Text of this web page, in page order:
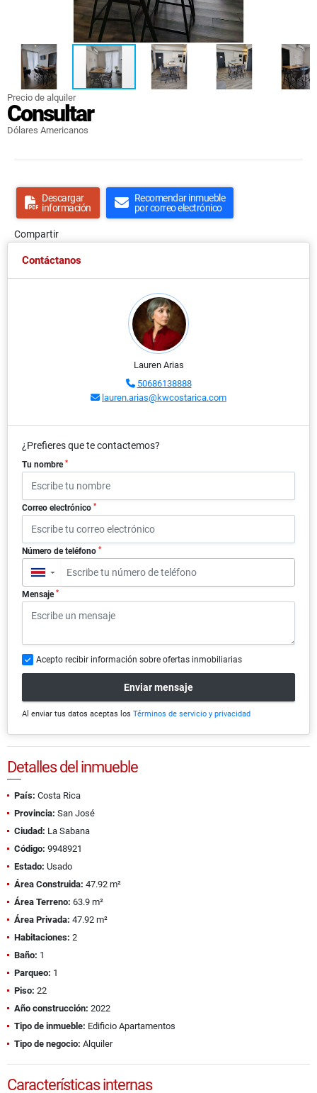
Precio de alquiler
Consultar
Dólares Americanos
Descargar
información
Recomendar inmueble
por correo electrónico
Compartir
Contáctanos
Lauren Arias
50686138888
lauren.arias@kwcostarica.com
¿Prefieres que te contactemos?
Tu nombre *
Correo electrónico *
Número de teléfono *
▼
Mensaje *
Acepto recibir información sobre ofertas inmobiliarias
Enviar mensaje
Al enviar tus datos aceptas los Términos de servicio y privacidad
Detalles del inmueble
País: Costa Rica
Provincia: San José
Ciudad: La Sabana
Código: 9948921
Estado: Usado
Área Construida: 47.92 m²
Área Terreno: 63.9 m²
Área Privada: 47.92 m²
Habitaciones: 2
Baño: 1
Parqueo: 1
Piso: 22
Año construcción: 2022
Tipo de inmueble: Edificio Apartamentos
Tipo de negocio: Alquiler
Características internas